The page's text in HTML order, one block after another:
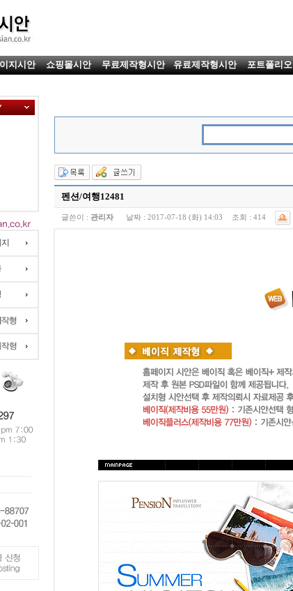
지시안 쇼핑몰시안 무료제작형시안 유료제작형시안 포트폴리오
펜션/여행12481
글쓴이 : 관리자 날짜 : 2017-07-18 (화) 14:03 조회 : 414